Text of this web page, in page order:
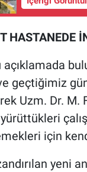
HASTANEDE
ve geçtiğimiz
Uzm. Dr. M.
için
yeni